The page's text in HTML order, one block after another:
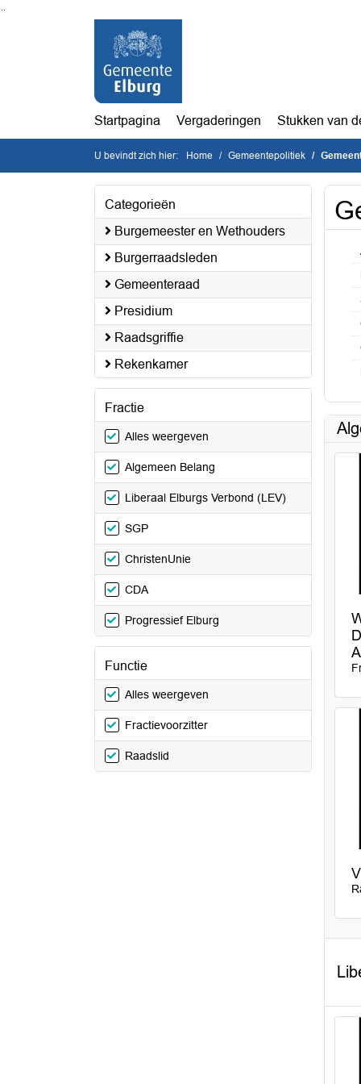
Ga naar de inhoud van deze pagina
Ga naar het zoeken
Ga naar het menu
Startpagina Vergaderingen Stukken van
U bevindt zich hier: Home Gemeentepolitiek
Categorieën
Burgemeester en Wethouders
Burgerraadsleden
Gemeenteraad
Presidium
Raadsgriffie
Rekenkamer
Fractie
Alles weergeven
Algemeen Belang
Liberaal Elburgs Verbond (LEV)
SGP
ChristenUnie
CDA
Progressief Elburg
Functie
Alles weergeven
Fractievoorzitter
Raadslid